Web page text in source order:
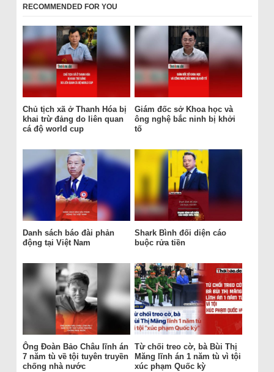
RECOMMENDED FOR YOU
Chủ tịch xã ở Thanh Hóa bị
khai trừ đảng do liên quan
cá độ world cup
Giám đốc sở Khoa học và
ông nghệ bắc ninh bị khởi
tố
Danh sách báo đài phản
động tại Việt Nam
Shark Bình đối diện cáo
buộc rửa tiền
Ông Đoàn Bảo Châu lĩnh án
7 năm tù về tội tuyên truyền
chống nhà nước
Từ chối treo cờ, bà Bùi Thị
Măng lĩnh án 1 năm tù vì tội
xúc phạm Quốc kỳ